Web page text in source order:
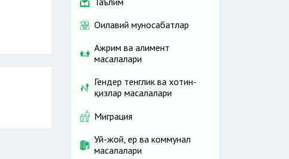
Оилавий муносабатлар
Ажрим ва алимент
масалалари
Гендер тенглик ва хотин-
қизлар масалалари
Миграция
Уй-жой, ер ва коммунал
масалалари